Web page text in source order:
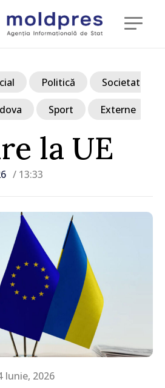
la UE
/ 13:33
Politică Societate
Sport Externe
Iunie, 2026